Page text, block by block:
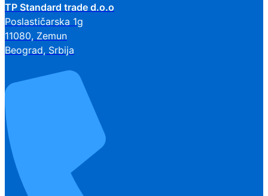
TP Standard trade d.o.o
Poslastičarska 1g
11080, Zemun
Beograd, Srbija